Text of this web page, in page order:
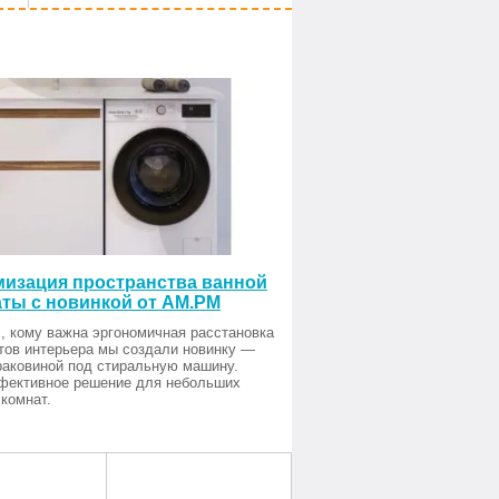
пространства ванной
с новинкой от AM.PM
кому важна эргономичная расстановка
интерьера мы создали новинку —
под стиральную машину.
решение для небольших